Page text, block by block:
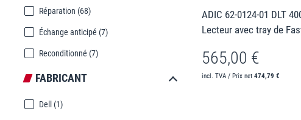
Réparation (68)
Échange anticipé (7)
Reconditionné (7)
FABRICANT
Dell (1)
ADIC 62-0124-01 DLT
Lecteur avec tray de
565,00 €
incl. TVA / Prix net 474,79 €